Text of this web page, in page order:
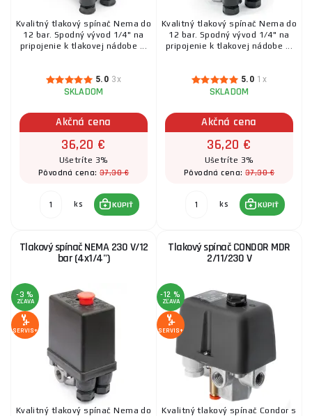
Kvalitný tlakový spínač Nema do
12 bar. Spodný vývod 1/4" na
pripojenie k tlakovej nádobe ...
5.0 3x
SKLADOM
Akčná cena
36,20 €
Ušetríte 3%
Pôvodná cena:37,30 €
ks KÚPIŤ
Kvalitný tlakový spínač Nema do
12 bar. Spodný vývod 1/4" na
pripojenie k tlakovej nádobe ...
5.0 1x
SKLADOM
Akčná cena
36,20 €
Ušetríte 3%
Pôvodná cena:37,30 €
ks KÚPIŤ
Tlakový spínač NEMA 230 V/12
bar (4x1/4")
-3 %
ZĽAVA
SERVIS+
Kvalitný tlakový spínač Nema do
Tlakový spínač CONDOR MDR
2/11/230 V
-12 %
ZĽAVA
SERVIS+
Kvalitný tlakový spínač Condor s